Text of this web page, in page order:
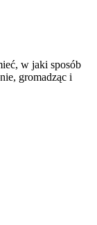
w jaki sposób
gromadząc i